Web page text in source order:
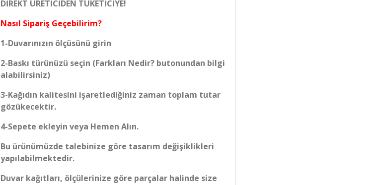
DİREKT ÜRETİCİDEN TÜKETİCİYE!
Nasıl Sipariş Geçebilirim?
1-Duvarınızın ölçüsünü girin
2-Baskı türünüzü seçin (Farkları Nedir? butonundan bilgi
alabilirsiniz)
3-Kağıdın kalitesini işaretlediğiniz zaman toplam tutar
gözükecektir.
4-Sepete ekleyin veya Hemen Alın.
Bu ürünümüzde talebinize göre tasarım değişiklikleri
yapılabilmektedir.
Duvar kağıtları, ölçülerinize göre parçalar halinde size